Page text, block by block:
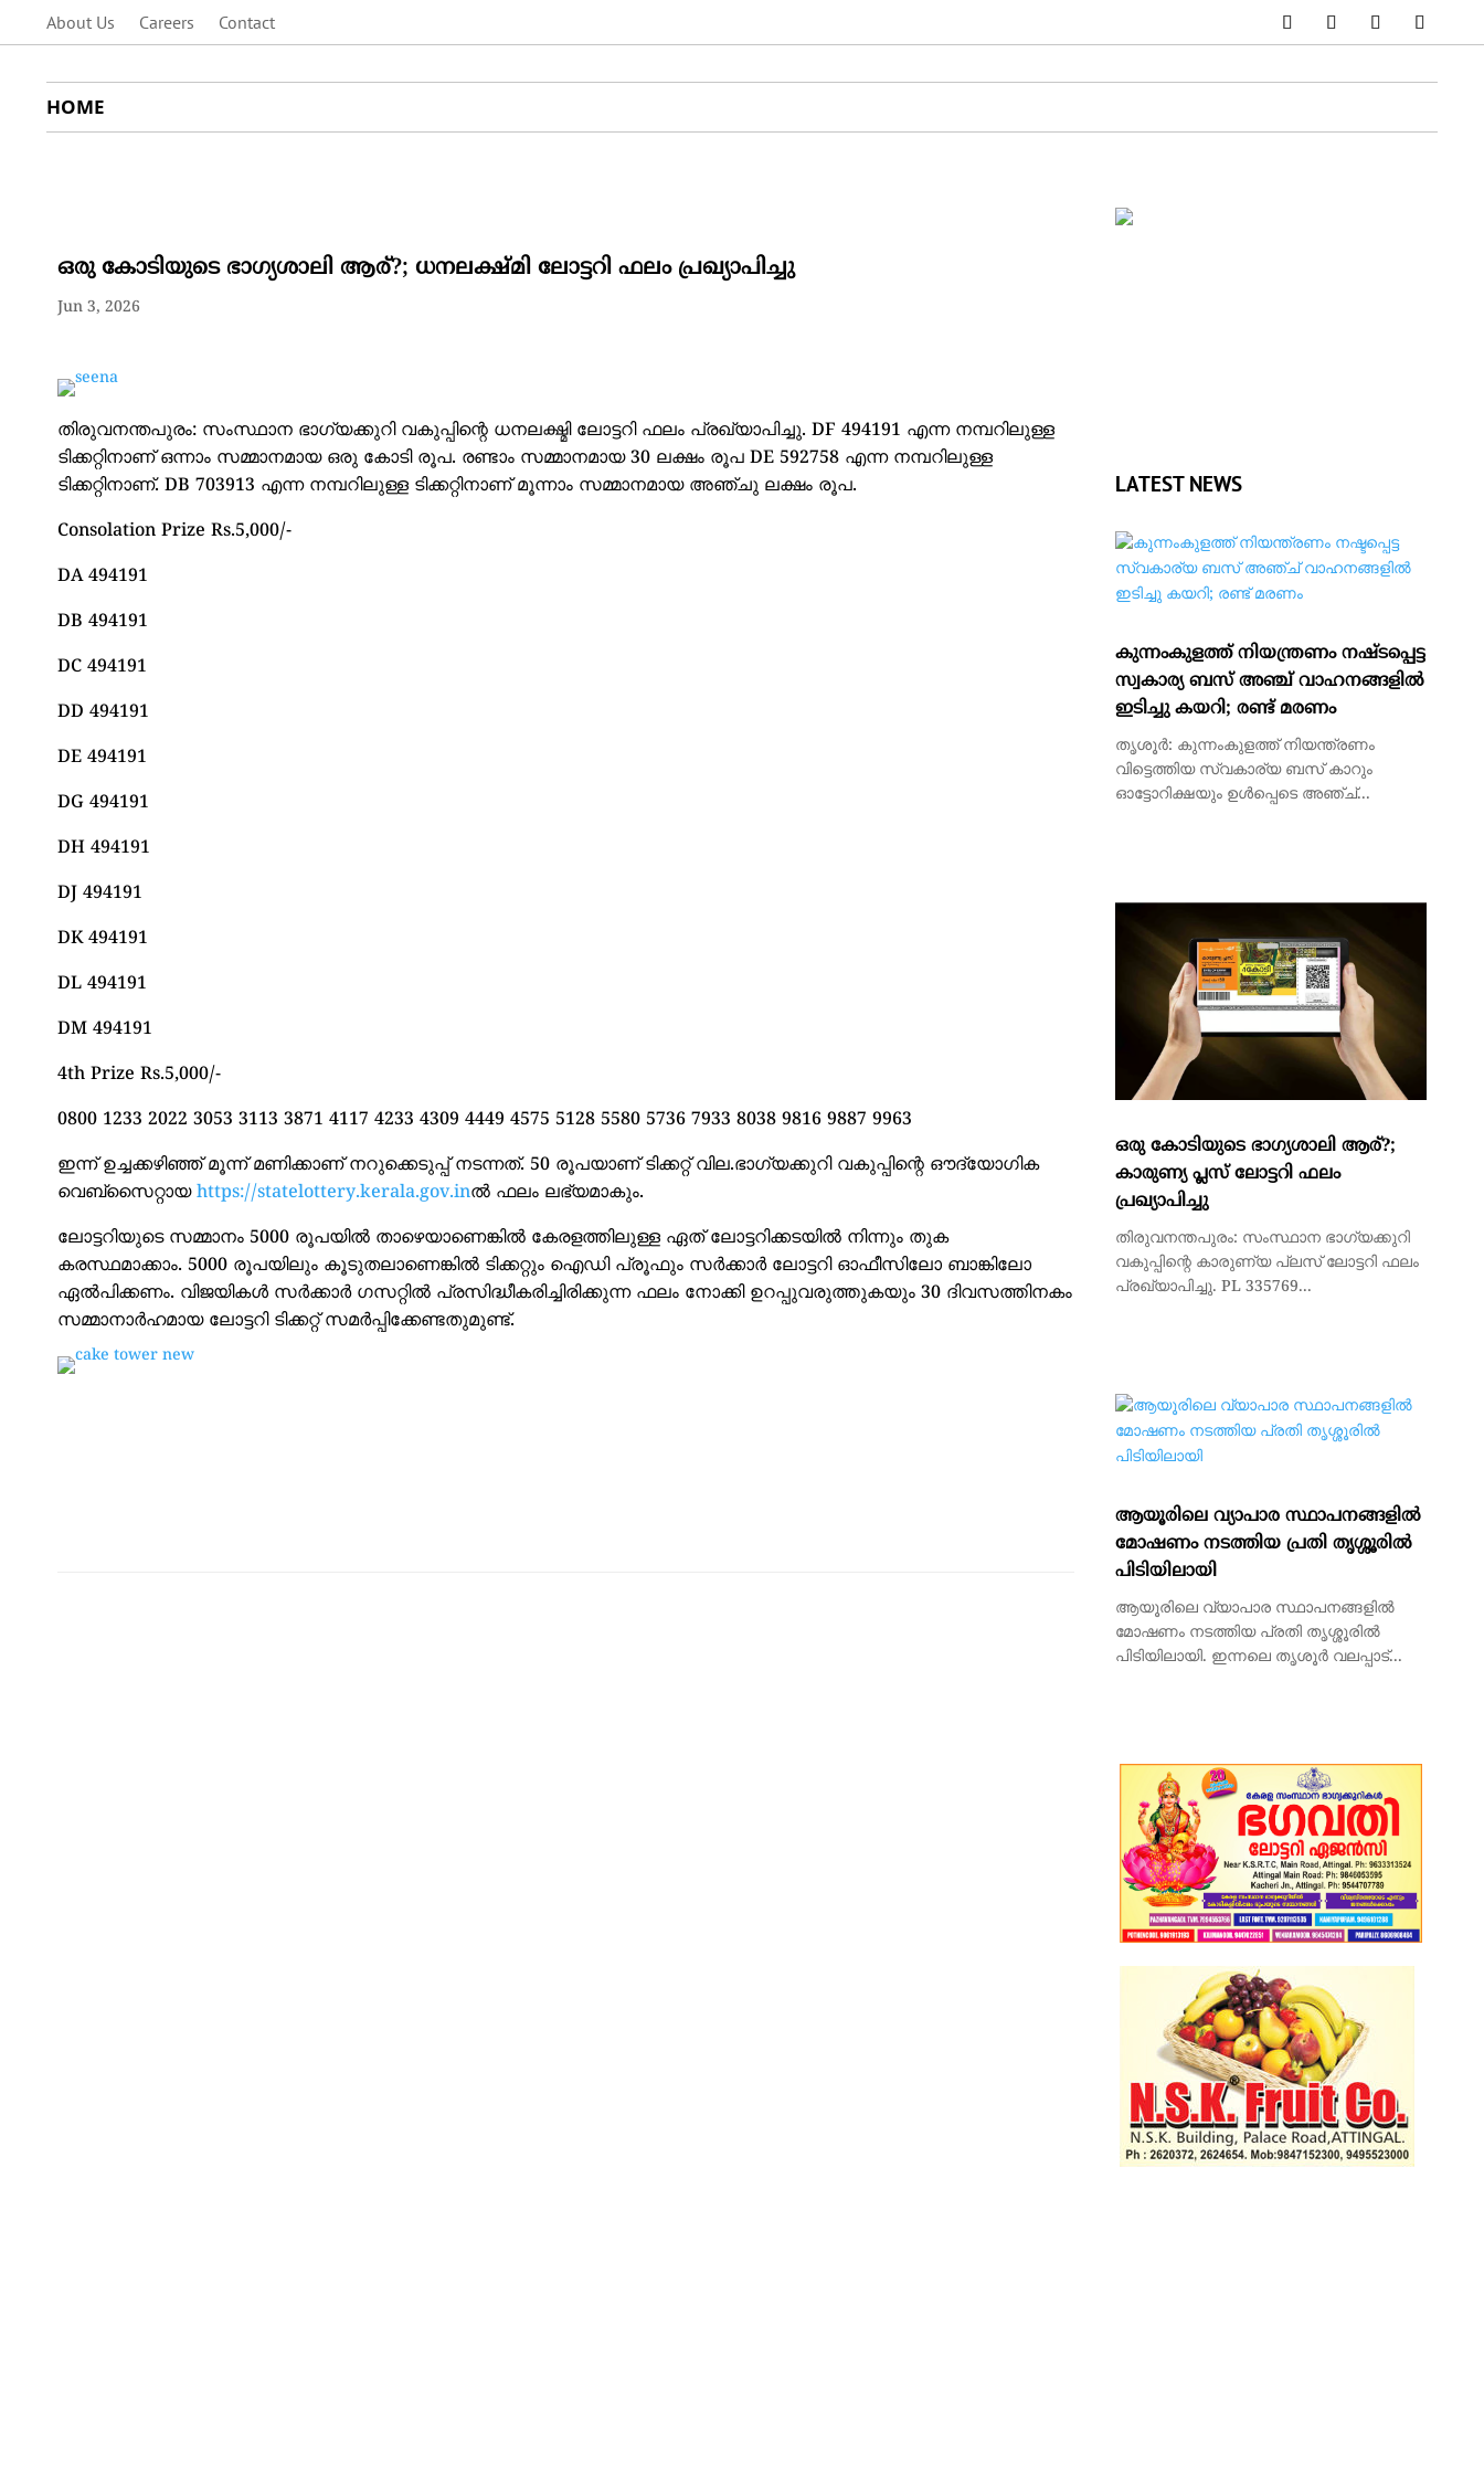
About Us Careers Contact
HOME
ഒരു കോടിയുടെ ഭാഗ്യശാലി ആര്?; ധനലക്ഷ്മി ലോട്ടറി ഫലം പ്രഖ്യാപിച്ചു
Jun 3, 2026
തിരുവനന്തപുരം: സംസ്ഥാന ഭാഗ്യക്കുറി വകുപ്പിന്റെ ധനലക്ഷ്മി ലോട്ടറി ഫലം പ്രഖ്യാപിച്ചു. DF 494191 എന്ന നമ്പറിലുള്ള
ടിക്കറ്റിനാണ് ഒന്നാം സമ്മാനമായ ഒരു കോടി രൂപ. രണ്ടാം സമ്മാനമായ 30 ലക്ഷം രൂപ DE 592758 എന്ന നമ്പറിലുള്ള
ടിക്കറ്റിനാണ്. DB 703913 എന്ന നമ്പറിലുള്ള ടിക്കറ്റിനാണ് മൂന്നാം സമ്മാനമായ അഞ്ചു ലക്ഷം രൂപ.
Consolation Prize Rs.5,000/-
DA 494191
DB 494191
DC 494191
DD 494191
DE 494191
DG 494191
DH 494191
DJ 494191
DK 494191
DL 494191
DM 494191
4th Prize Rs.5,000/-
0800 1233 2022 3053 3113 3871 4117 4233 4309 4449 4575 5128 5580 5736 7933 8038 9816 9887 9963
ഇന്ന് ഉച്ചക്കഴിഞ്ഞ് മൂന്ന് മണിക്കാണ് നറുക്കെടുപ്പ് നടന്നത്. 50 രൂപയാണ് ടിക്കറ്റ് വില.ഭാഗ്യക്കുറി വകുപ്പിന്റെ ഔദ്യോഗിക
വെബ്സൈറ്റായ https://statelottery.kerala.gov.inല്‍ ഫലം ലഭ്യമാകും.
ലോട്ടറിയുടെ സമ്മാനം 5000 രൂപയിൽ താഴെയാണെങ്കിൽ കേരളത്തിലുള്ള ഏത് ലോട്ടറിക്കടയിൽ നിന്നും തുക
കരസ്ഥമാക്കാം. 5000 രൂപയിലും കൂടുതലാണെങ്കിൽ ടിക്കറ്റും ഐഡി പ്രൂഫും സർക്കാർ ലോട്ടറി ഓഫീസിലോ ബാങ്കിലോ
ഏൽപിക്കണം. വിജയികൾ സർക്കാർ ഗസറ്റിൽ പ്രസിദ്ധീകരിച്ചിരിക്കുന്ന ഫലം നോക്കി ഉറപ്പുവരുത്തുകയും 30 ദിവസത്തിനകം
സമ്മാനാർഹമായ ലോട്ടറി ടിക്കറ്റ് സമർപ്പിക്കേണ്ടതുമുണ്ട്.
LATEST NEWS
കുന്നംകുളത്ത് നിയന്ത്രണം നഷ്ടപ്പെട്ട
സ്വകാര്യ ബസ് അഞ്ച് വാഹനങ്ങളിൽ
ഇടിച്ചു കയറി; രണ്ട് മരണം
തൃശൂർ: കുന്നംകുളത്ത് നിയന്ത്രണം
വിട്ടെത്തിയ സ്വകാര്യ ബസ് കാറും
ഓട്ടോറിക്ഷയും ഉൾപ്പെടെ അഞ്ച്...
ഒരു കോടിയുടെ ഭാഗ്യശാലി ആര്?;
കാരുണ്യ പ്ലസ് ലോട്ടറി ഫലം
പ്രഖ്യാപിച്ചു
തിരുവനന്തപുരം: സംസ്ഥാന ഭാഗ്യക്കുറി
വകുപ്പിന്റെ കാരുണ്യ പ്ലസ് ലോട്ടറി ഫലം
പ്രഖ്യാപിച്ചു. PL 335769...
ആയൂരിലെ വ്യാപാര സ്ഥാപനങ്ങളിൽ
മോഷണം നടത്തിയ പ്രതി തൃശ്ശൂരിൽ
പിടിയിലായി
ആയൂരിലെ വ്യാപാര സ്ഥാപനങ്ങളിൽ
മോഷണം നടത്തിയ പ്രതി തൃശ്ശൂരിൽ
പിടിയിലായി. ഇന്നലെ തൃശൂർ വലപ്പാട്...